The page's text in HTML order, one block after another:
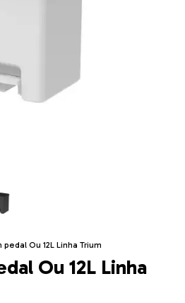
Ou 12L Linha Trium
Ou 12L Linha